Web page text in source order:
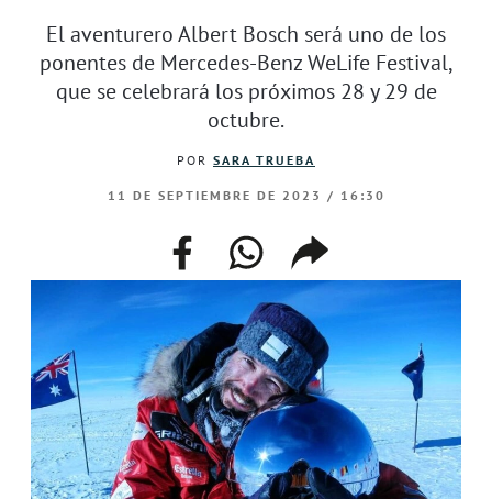
El aventurero Albert Bosch será uno de los
ponentes de Mercedes-Benz WeLife Festival,
que se celebrará los próximos 28 y 29 de
octubre.
POR SARA TRUEBA
11 DE SEPTIEMBRE DE 2023 / 16:30
facebookwhatsappcompartir
enlace